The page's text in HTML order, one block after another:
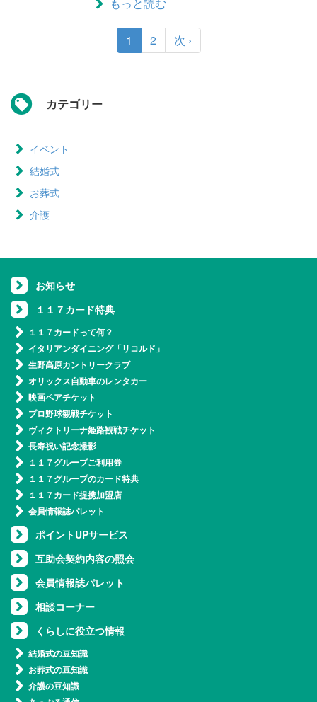
1 2 次 ›
カテゴリー
イベント
結婚式
お葬式
介護
お知らせ
１１７カード特典
１１７カードって何？
イタリアンダイニング「リコルド」
生野高原カントリークラブ
オリックス自動車のレンタカー
映画ペアチケット
プロ野球観戦チケット
ヴィクトリーナ姫路観戦チケット
長寿祝い記念撮影
１１７グループご利用券
１１７グループのカード特典
１１７カード提携加盟店
会員情報誌パレット
ポイントUPサービス
互助会契約内容の照会
会員情報誌パレット
相談コーナー
くらしに役立つ情報
結婚式の豆知識
お葬式の豆知識
介護の豆知識